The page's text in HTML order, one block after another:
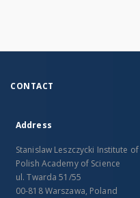
CONTACT
Address
Stanislaw Leszczycki Institute
Polish Academy of Science
ul. Twarda 51/55
00-818 Warszawa, Poland